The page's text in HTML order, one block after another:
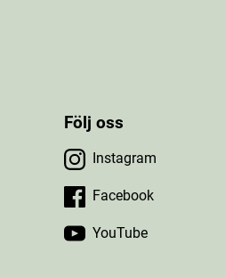
Följ oss
Instagram
Facebook
YouTube